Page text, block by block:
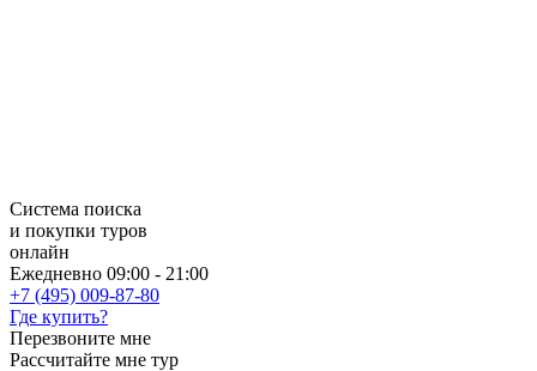
Система поиска
и покупки туров
онлайн
Ежедневно 09:00 - 21:00
+7 (495) 009-87-80
Где купить?
Перезвоните мне
Рассчитайте мне тур